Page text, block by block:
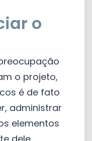
o
o projeto,
é de fato
administrar
elementos